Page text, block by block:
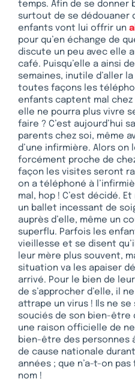
temps. Afin de se donner
surtout de se dédouaner
enfants vont lui offrir un
pour qu’en échange de
discute un peu avec elle
café. Puisqu’elle a ainsi
semaines, inutile d’aller
toutes façons les
enfants captent mal chez
elle ne pourra plus vivre
faire ? C’est aujourd’hui
parents chez soi, même
d’une infirmière. Alors on
forcément proche de
façon les visites seront
on a téléphoné à
mal, hop ! C’est décidé.
un ballet incessant de
auprès d’elle, même un
superflu. Parfois les
vieillesse et se disent
leur mère plus souvent,
situation va les apaiser
arrivé. Pour le bien de
de s’approcher d’elle, il
attrape un virus ! Ils ne
souciés de son bien-être
une raison officielle de ne
bien-être des personnes
de cause nationale
années ; que n’a-t-on
nom !